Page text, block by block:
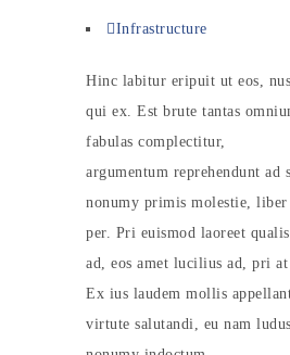
Infrastructure
Hinc labitur eripuit ut eos,
qui ex. Est brute tantas
fabulas complectitur,
argumentum reprehendunt ad
nonumy primis molestie, liber
per. Pri euismod laoreet
ad, eos amet lucilius ad, pri
Ex ius laudem mollis
virtute salutandi, eu nam ludus